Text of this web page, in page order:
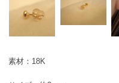
素材：18K